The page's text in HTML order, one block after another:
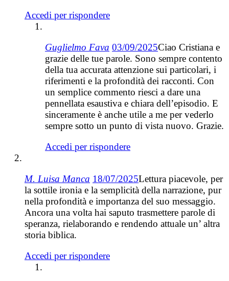
Accedi per rispondere
Guglielmo Fava 03/09/2025Ciao Cristiana e
grazie delle tue parole. Sono sempre contento
della tua accurata attenzione sui particolari, i
riferimenti e la profondità dei racconti. Con
un semplice commento riesci a dare una
pennellata esaustiva e chiara dell’episodio. E
sinceramente è anche utile a me per vederlo
sempre sotto un punto di vista nuovo. Grazie.
Accedi per rispondere
M. Luisa Manca 18/07/2025Lettura piacevole, per
la sottile ironia e la semplicità della narrazione, pur
nella profondità e importanza del suo messaggio.
Ancora una volta hai saputo trasmettere parole di
speranza, rielaborando e rendendo attuale un’ altra
storia biblica.
Accedi per rispondere